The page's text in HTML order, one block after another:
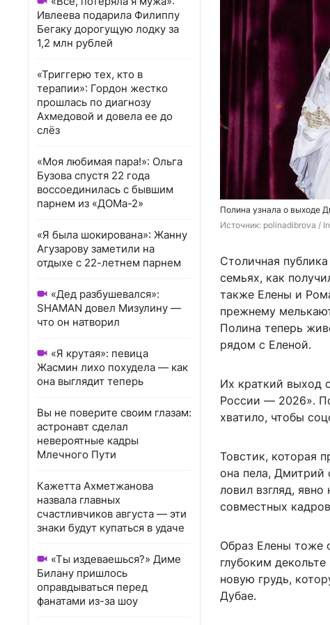
Ивлеева подарила Филиппу
Бегаку дорогущую лодку за
1,2 млн рублей
«Триггерю тех, кто в
терапии»: Гордон жестко
прошлась по диагнозу
Ахмедовой и довела ее до
слёз
«Моя любимая пара!»: Ольга
Бузова спустя 22 года
воссоединилась с бывшим
парнем из «ДОМа-2»
«Я была шокирована»: Жанну
Агузарову заметили на
отдыхе с 22-летнем парнем
«Дед разбушевался»:
SHAMAN довел Мизулину —
что он натворил
«Я крутая»: певица
Жасмин лихо похудела — как
она выглядит теперь
Вы не поверите своим глазам:
астронавт сделал
невероятные кадры
Млечного Пути
Кажетта Ахметжанова
назвала главных
счастливчиков августа — эти
знаки будут купаться в удаче
«Ты издеваешься?» Диме
Билану пришлось
оправдываться перед
фанатами из-за шоу
Полина узнала о выходе
Источник: polinadibrova /
Столичная
семьях, как
также Елены и
прежнему
Полина теперь
рядом с Еленой.
Их краткий выход
России — 2026».
хватило, чтобы
Товстик, которая
она пела, Дмитрий
ловил взгляд,
совместных
Образ Елены тоже
глубоким
новую грудь,
Дубае.